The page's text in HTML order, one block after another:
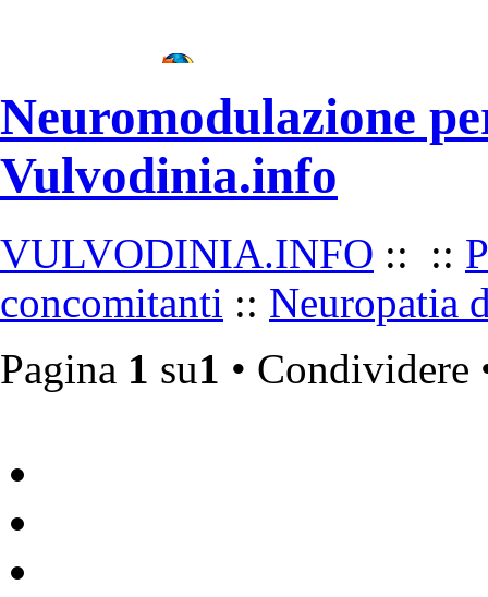
•
Vulvodinia.info runs best with
Mozilla Firefox
Neuromodulazione
Vulvodinia.info
VULVODINIA.INFO :: ::
concomitanti :: Neuropatia
Pagina 1 su1 • Condividere